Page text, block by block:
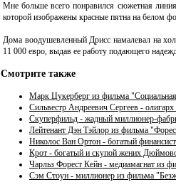
Мне больше всего понравился сюжетная
которой изображены красные пятна на белом
Дома воодушевленный Дрисс намалевал на
11 000 евро, выдав ее работу подающего
Смотрите также
Марк Цукерберг из фильма
Сильвестр Андреевич Сергеев -
Скуперфильд - жадный миллионер-
Лейтенант Дэн Тэйлор из фильма
Николос Ван Ортон - богатый
Крот - богатый и скупой жених
Чарльз Форест Кейн - медиамагнат из
Сэм Стоун - миллионер из фильма